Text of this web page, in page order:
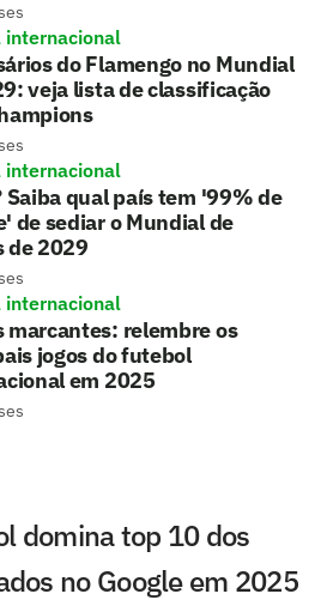
do Flamengo no Mundial
veja lista de classificação
Saiba qual país tem '99% de
de sediar o Mundial de
de 2029
marcantes: relembre os
jogos do futebol
em 2025
domina top 10 dos
no Google em 2025